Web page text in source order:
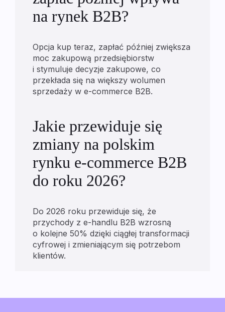
na rynek B2B?
Opcja kup teraz, zapłać później zwiększa
moc zakupową przedsiębiorstw
i stymuluje decyzje zakupowe, co
przekłada się na większy wolumen
sprzedaży w e-commerce B2B.
Jakie przewiduje się
zmiany na polskim
rynku e-commerce B2B
do roku 2026?
Do 2026 roku przewiduje się, że
przychody z e-handlu B2B wzrosną
o kolejne 50% dzięki ciągłej transformacji
cyfrowej i zmieniającym się potrzebom
klientów.